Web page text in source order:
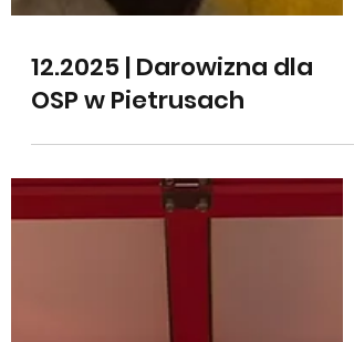
12.2025 | Darowizna dla
OSP w Pietrusach